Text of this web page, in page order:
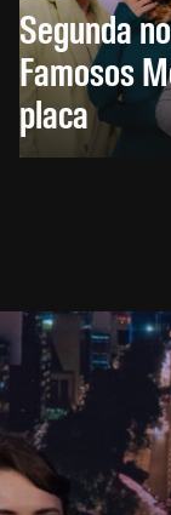
Segunda
Famosos
placa